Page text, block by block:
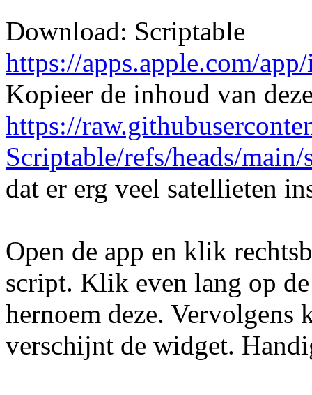
Download: Scriptable
https://apps.apple.com/
Kopieer de inhoud van
https://
Scriptable/refs/heads/main/
dat er erg veel satellieten
Open de app en klik
script. Klik even lang op
hernoem deze. Vervolgens
verschijnt de widget.